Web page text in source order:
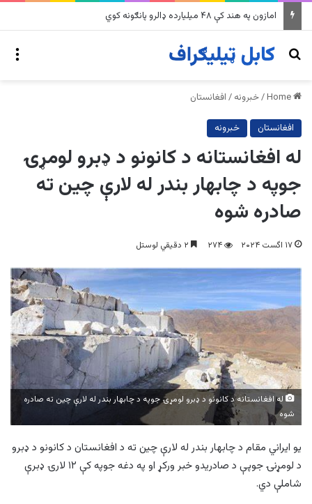
په وینزویلا کې زورورو زلزلو پراخ زیانونه اړولي
Search for
/خبرونه / افغانستان
افغانستان خبرونه
له افغانستانه د کانونو د ډبرو لومړۍ
جوپه د چابهار بندر له لارې چین ته
صادره شوه
۱۷ اگست ۲۰۲۴ ۲۷۴
له افغانستانه د کانونو د ډبرو لومړۍ جوپه د چابهار بندر له لارې چین ته صادره
شوه
یو ایراني مقام د چابهار بندر له لارې چین ته د افغانستان د کانونو د ډبرو
د لومړنۍ جوپې د صادریدو خبر ورکړ او په دغه جوپه کې ۱۲ لارۍ ډبرې
شاملې دي.